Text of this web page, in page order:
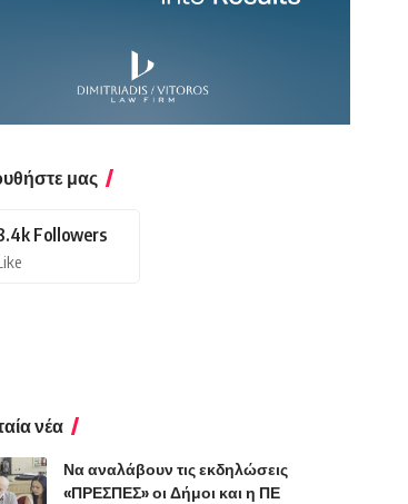
μας
Followers
νέα
Να αναλάβουν τις εκδηλώσεις
«ΠΡΕΣΠΕΣ» οι Δήμοι και η ΠΕ